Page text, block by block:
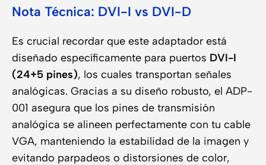
Nota Técnica: DVI-I vs DVI-D
Es crucial recordar que este adaptador está
diseñado específicamente para puertos DVI-I
(24+5 pines), los cuales transportan señales
analógicas. Gracias a su diseño robusto, el ADP-
001 asegura que los pines de transmisión
analógica se alineen perfectamente con tu cable
VGA, manteniendo la estabilidad de la imagen y
evitando parpadeos o distorsiones de color,